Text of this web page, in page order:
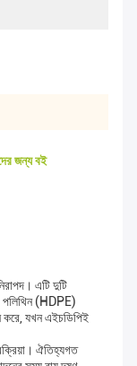
জন্য বই
এটি দুটি
পলিথিন (HDPE)
করে, যখন এইচডিপিই
ঐতিহ্যগত